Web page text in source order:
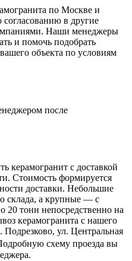
по Москве и
в другие
Наши менеджеры
и помочь подобрать
объекта по условиям
после
керамогранит с доставкой
Стоимость формируется
доставки. Небольшие
склада, а крупные — с
20 тонн непосредственно на
керамогранита с нашего
ул. Центральная
схему проезда вы